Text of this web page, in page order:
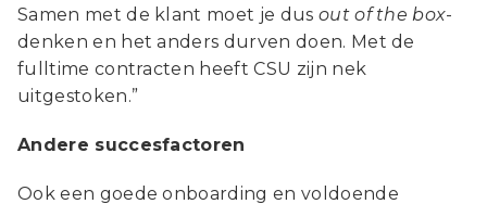
Samen met de klant moet je dus out of the box-
denken en het anders durven doen. Met de
fulltime contracten heeft CSU zijn nek
uitgestoken.”
Andere succesfactoren
Ook een goede onboarding en voldoende